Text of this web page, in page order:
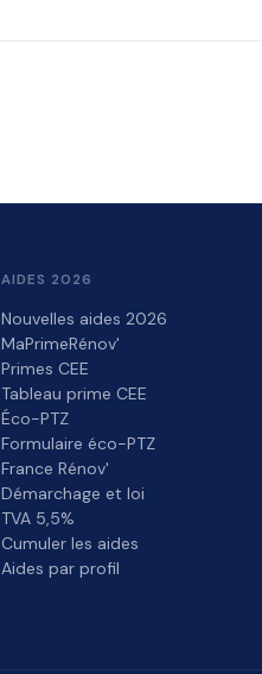
AIDES 2026
Nouvelles aides 2026
MaPrimeRénov'
Primes CEE
Tableau prime CEE
Éco-PTZ
Formulaire éco-PTZ
France Rénov'
Démarchage et loi
TVA 5,5%
Cumuler les aides
Aides par profil